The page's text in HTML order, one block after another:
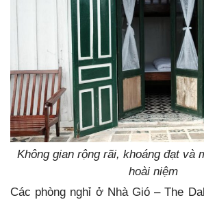
Không gian rộng rãi, khoáng đạt và
hoài niệm
Các phòng nghỉ ở Nhà Gió – The